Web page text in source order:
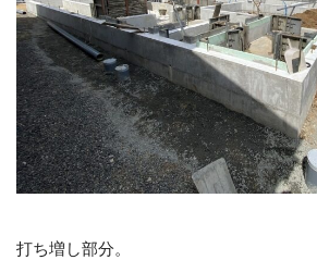
打ち増し部分。